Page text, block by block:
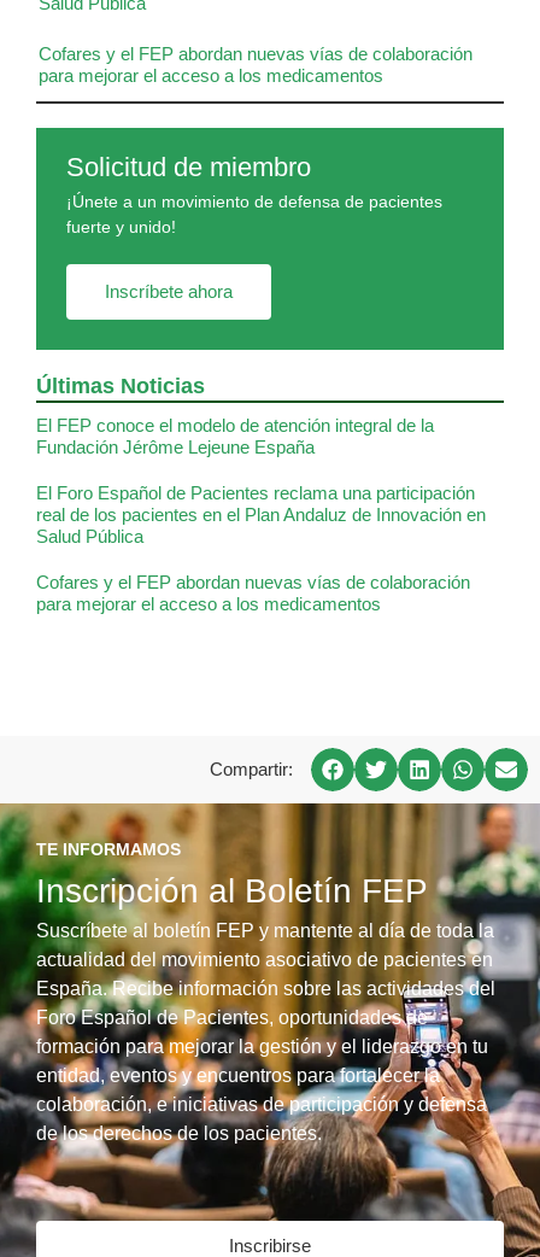
Cofares y el FEP abordan nuevas vías de colaboración
para mejorar el acceso a los medicamentos
Solicitud de miembro
¡Únete a un movimiento de defensa de pacientes
fuerte y unido!
Inscríbete ahora
Últimas Noticias
El FEP conoce el modelo de atención integral de la
Fundación Jérôme Lejeune España
El Foro Español de Pacientes reclama una participación
real de los pacientes en el Plan Andaluz de Innovación en
Salud Pública
Cofares y el FEP abordan nuevas vías de colaboración
para mejorar el acceso a los medicamentos
Compartir:
TE INFORMAMOS
Inscripción al Boletín FEP
Suscríbete al boletín FEP y mantente al día de toda la
actualidad del movimiento asociativo de pacientes en
España. Recibe información sobre las actividades del
Foro Español de Pacientes, oportunidades de
formación para mejorar la gestión y el liderazgo en tu
entidad, eventos y encuentros para fortalecer la
colaboración, e iniciativas de participación y defensa
de los derechos de los pacientes.
Inscribirse